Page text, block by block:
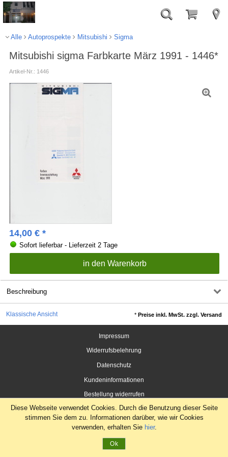
Alle Autoprospekte Mitsubishi Sigma
Mitsubishi sigma Farbkarte März 1991 - 1446*
Artikel-Nr.: 1446
14,00 €*
Sofort lieferbar - Lieferzeit 2 Tage
Beschreibung
Klassische Ansicht *Preise inkl. MwSt. zzgl. Versand
Impressum
Widerrufsbelehrung
Datenschutz
Kundeninformationen
Bestellung widerrufen
Diese Webseite verwendet Cookies. Durch die Benutzung dieser Seite
stimmen Sie dem zu. Informationen darüber, wie wir Cookies
verwenden, erhalten Sie hier.
Ok